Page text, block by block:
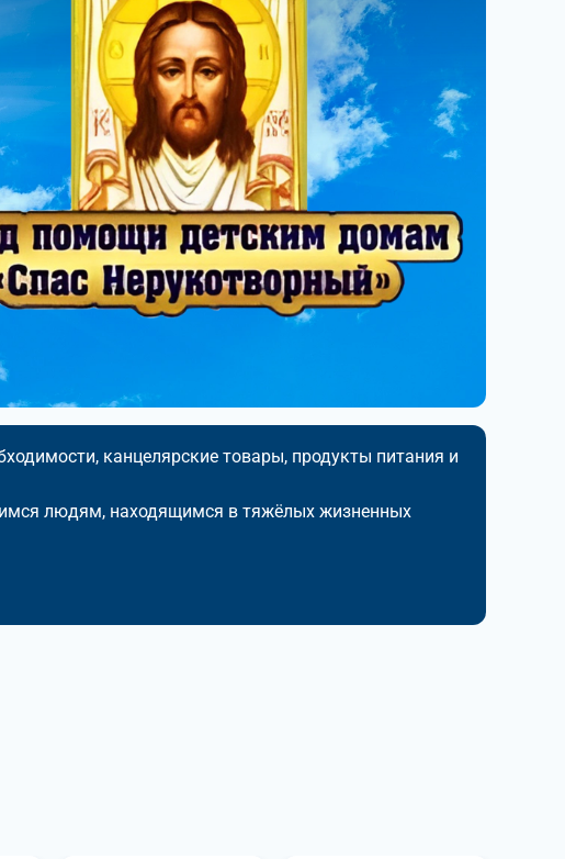
канцелярские товары, продукты питания и
людям, находящимся в тяжёлых жизненных